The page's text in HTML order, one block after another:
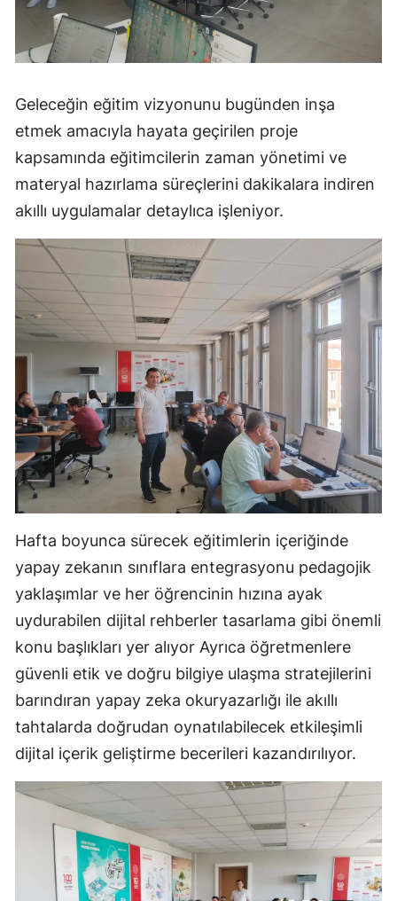
Manisa
Kahramanmaraş
Mardin
Muş
Nevşehir
Ordu
Rize
Samsun
Siirt
Sinop
Sivas
Tekirdağ
Trabzon
Tunceli
Şanlıurfa
Uşak
Van
Yozgat
Zonguldak
Geleceğin eğitim vizyonunu bugünden inşa
etmek amacıyla hayata geçirilen proje
kapsamında eğitimcilerin zaman yönetimi ve
materyal hazırlama süreçlerini dakikalara indiren
akıllı uygulamalar detaylıca işleniyor.
Hafta boyunca sürecek eğitimlerin içeriğinde
yapay zekanın sınıflara entegrasyonu pedagojik
yaklaşımlar ve her öğrencinin hızına ayak
uydurabilen dijital rehberler tasarlama gibi önemli
konu başlıkları yer alıyor Ayrıca öğretmenlere
güvenli etik ve doğru bilgiye ulaşma stratejilerini
barındıran yapay zeka okuryazarlığı ile akıllı
tahtalarda doğrudan oynatılabilecek etkileşimli
dijital içerik geliştirme becerileri kazandırılıyor.